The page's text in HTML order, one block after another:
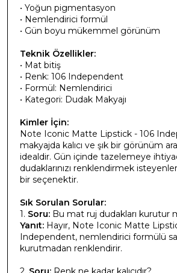
• Yoğun pigmentasyon
• Nemlendirici formül
• Gün boyu mükemmel görünüm
Teknik Özellikler:
• Mat bitiş
• Renk: 106 Independent
• Formül: Nemlendirici
• Kategori: Dudak Makyajı
Kimler İçin:
Note Iconic Matte Lipstick - 106
makyajda kalıcı ve şık bir görünüm
idealdir. Gün içinde tazelemeye
dudaklarınızı renklendirmek
bir seçenektir.
Sık Sorulan Sorular:
1. Soru: Bu mat ruj dudakları kurutur
Yanıt: Hayır, Note Iconic Matte
Independent, nemlendirici formülü
kurutmadan renklendirir.